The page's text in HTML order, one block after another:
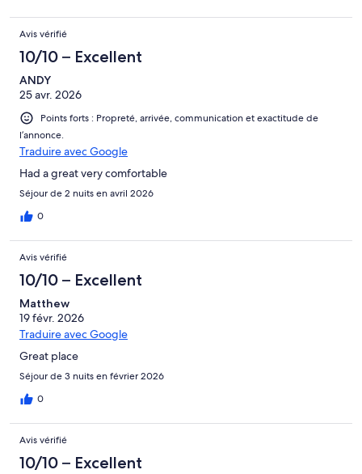
Avis vérifié
10/10 – Excellent
ANDY
25 avr. 2026
Points forts : Propreté, arrivée, communication et exactitude de
l’annonce.
Traduire avec Google
Had a great very comfortable
Séjour de 2 nuits en avril 2026
0
Avis vérifié
10/10 – Excellent
Matthew
19 févr. 2026
Traduire avec Google
Great place
Séjour de 3 nuits en février 2026
0
Avis vérifié
10/10 – Excellent